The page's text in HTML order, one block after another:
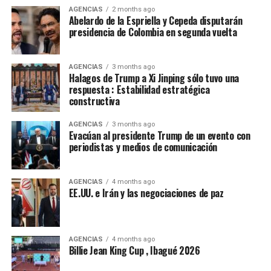
las urnas. Somos una parte fundamental de la nación.
Somos una fuerza política, social y cultural presente en
cada rincón del país. Somos la fuerza serena del cambio
social y nadie podrá detenernos”.
De la Espriella toma nota del mensaje de Cepeda:
“Acabó la campaña”
El presidente electo de Colombia, Abelardo de la
Espriella, calificó de “positivo” el mensaje de
reconocimiento a su victoria en las urnas hecho por el
senador Iván Cepeda, aseguró que “tomó nota” de su
mensaje, sostuvo que la campaña terminó y que era hora
de “unir esfuerzos”.
“El presidente electo gobernará en beneficio de todos
los colombianos, sin distinción alguna y sin importar
por quién hayan votado. Su propósito es trabajar por la
AGENCIAS 2 months ago
Abelardo de la Espriella y Cepeda disputarán
presidencia de Colombia en segunda vuelta
AGENCIAS 3 months ago
Halagos de Trump a Xi Jinping sólo tuvo una
respuesta : Estabilidad estratégica
constructiva
AGENCIAS 3 months ago
Evacúan al presidente Trump de un evento con
periodistas y medios de comunicación
AGENCIAS 4 months ago
EE.UU. e Irán y las negociaciones de paz
AGENCIAS 4 months ago
Billie Jean King Cup , Ibagué 2026